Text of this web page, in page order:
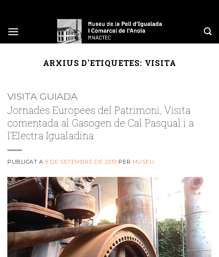
content
ARXIUS D'ETIQUETES: VISITA
VISITA GUIADA
Jornades Europees del Patrimoni, Visita
comentada al Gasogen de Cal Pasqual i a
l’Electra Igualadina
PUBLICAT A9 DE SETEMBRE DE 2019 PER MUSEU